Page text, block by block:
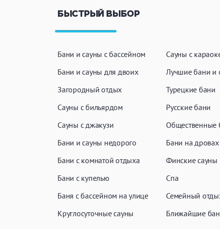
БЫСТРЫЙ ВЫБОР
Бани и сауны с бассейном
Бани и сауны для двоих
Загородный отдых
Сауны с бильярдом
Сауны с джакузи
Бани и сауны недорого
Бани с комнатой отдыха
Бани с купелью
Баня с бассейном на улице
Круглосуточные сауны
Сауны с
Лучшие бани и
Турецкие бани
Русские бани
Общественные
Бани на дровах
Финские сауны
Спа
Семейный
Ближайшие